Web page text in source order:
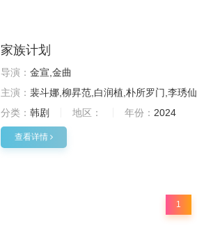
家族计划
导演： 金宣,金曲
主演： 裴斗娜,柳昇范,白润植,朴所罗门,李琇仙
分类： 韩剧 地区： 年份： 2024
查看详情
1